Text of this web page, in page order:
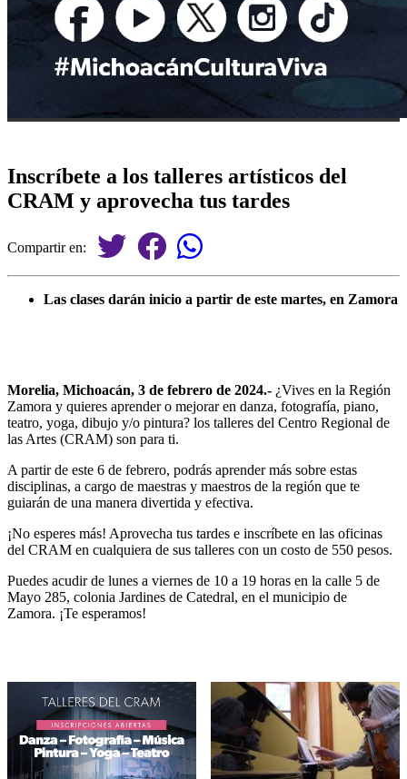
Inscríbete a los talleres artísticos del
CRAM y aprovecha tus tardes
Compartir en:
Las clases darán inicio a partir de este martes, en Zamora
Morelia, Michoacán, 3 de febrero de 2024.- ¿Vives en la Región
Zamora y quieres aprender o mejorar en danza, fotografía, piano,
teatro, yoga, dibujo y/o pintura? los talleres del Centro Regional de
las Artes (CRAM) son para ti.
A partir de este 6 de febrero, podrás aprender más sobre estas
disciplinas, a cargo de maestras y maestros de la región que te
guiarán de una manera divertida y efectiva.
¡No esperes más! Aprovecha tus tardes e inscríbete en las oficinas
del CRAM en cualquiera de sus talleres con un costo de 550 pesos.
Puedes acudir de lunes a viernes de 10 a 19 horas en la calle 5 de
Mayo 285, colonia Jardines de Catedral, en el municipio de
Zamora. ¡Te esperamos!